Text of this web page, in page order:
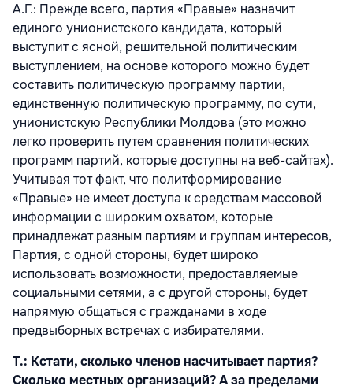
A.Г.: Прежде всего, партия «Правые» назначит
единого унионистского кандидата, который
выступит с ясной, решительной политическим
выступлением, на основе которого можно будет
составить политическую программу партии,
единственную политическую программу, по сути,
унионистскую Республики Молдова (это можно
легко проверить путем сравнения политических
программ партий, которые доступны на веб-сайтах).
Учитывая тот факт, что политформирование
«Правые» не имеет доступа к средствам массовой
информации с широким охватом, которые
принадлежат разным партиям и группам интересов,
Партия, с одной стороны, будет широко
использовать возможности, предоставляемые
социальными сетями, а с другой стороны, будет
напрямую общаться с гражданами в ходе
предвыборных встречах с избирателями.
Т.: Кстати, сколько членов насчитывает партия?
Сколько местных организаций? А за пределами